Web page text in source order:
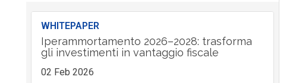
WHITEPAPER
Iperammortamento 2026–2028: trasforma
gli investimenti in vantaggio fiscale
02 Feb 2026